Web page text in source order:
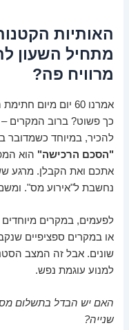
האותיות
מתחיל השעון
מרוויח פה?
אמרנו 60 יום
כך פשוט? ברוב המקרים –
להכיר, במיוחד כשמדובר
"הסכם הרכישה" הוא
אתכם ואת הקבלן. מרגע
נחשבת ל"אירוע מס".
לפעמים, במקרים
או במקרים ספציפיים
שונים. אבל זה המצב
למנוע עוגמת נפש.
האם יש הבדל בתשלום מס
שנייה?